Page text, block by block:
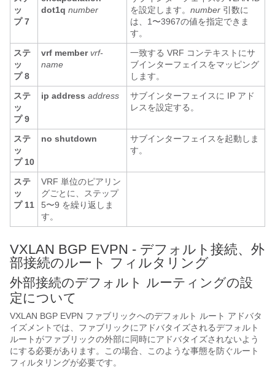
ッ
プ 7
dot1q number
を設定します。 number 引数に
は、1〜3967の値を指定できま
す。
ステ
ッ
プ 8
vrf member vrf-
name
一致する VRF コンテキストにサ
ブインターフェイスをマッピング
します。
ステ
ッ
プ 9
ip address address
サブインターフェイスに IP アド
レスを設定する。
ステ
ッ
プ 10
no shutdown
サブインターフェイスを起動しま
す。
ステ
ッ
プ 11
VRF 単位のピアリン
グごとに、ステップ
5〜9 を繰り返しま
す。
VXLAN BGP EVPN - デフォルト接続、外
部接続のルート フィルタリング
外部接続のデフォルト ルーティングの設
定について
VXLAN BGP EVPN ファブリックへのデフォルト ルート アドバタ
イズメントでは、ファブリックにアドバタイズされるデフォルト
ルートがファブリックの外部に同時にアドバタイズされないよう
にする必要があります。この場合、このような事態を防ぐルート
フィルタリングが必要です。